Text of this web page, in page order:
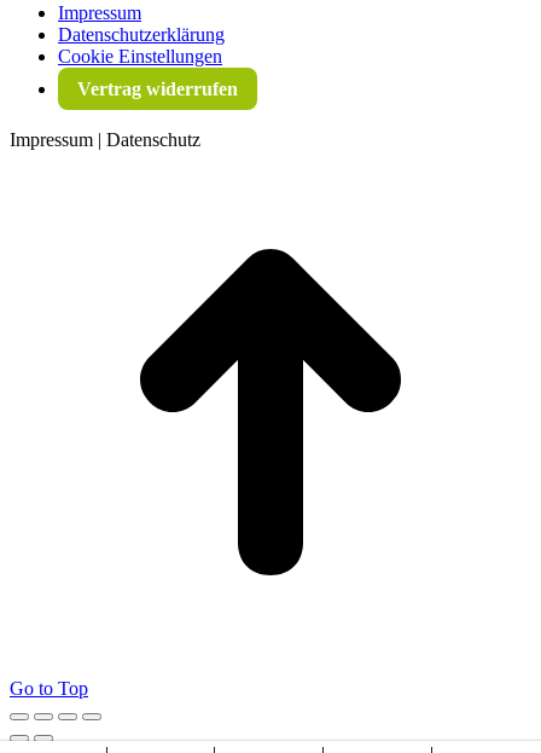
Impressum
Datenschutzerklärung
Cookie Einstellungen
Vertrag widerrufen
Impressum | Datenschutz
Go to Top